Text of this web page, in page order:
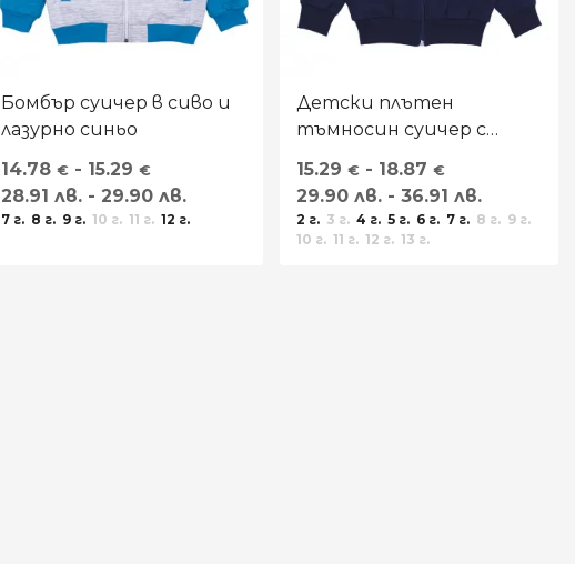
Бомбър суичер в сиво и
лазурно синьо
14.78€ - 15.29€
28.91 лв. - 29.90 лв.
7 г. 8 г. 9 г. 10 г. 11 г. 12 г.
Детски плътен
тъмносин суичер с
15.29€ - 18.87€
29.90 лв. - 36.91 лв.
2 г. 3 г. 4 г. 5 г. 6 г. 7 г. 8 г. 9 г.
10 г. 11 г. 12 г. 13 г.